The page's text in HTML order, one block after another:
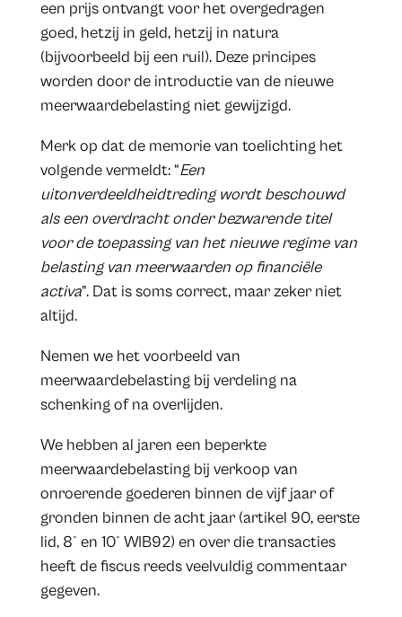
een prijs ontvangt voor het overgedragen
goed, hetzij in geld, hetzij in natura
(bijvoorbeeld bij een ruil). Deze principes
worden door de introductie van de nieuwe
meerwaardebelasting niet gewijzigd.
Merk op dat de memorie van toelichting het
volgende vermeldt: “Een
uitonverdeeldheidtreding wordt beschouwd
als een overdracht onder bezwarende titel
voor de toepassing van het nieuwe regime van
belasting van meerwaarden op financiële
activa”. Dat is soms correct, maar zeker niet
altijd.
Nemen we het voorbeeld van
meerwaardebelasting bij verdeling na
schenking of na overlijden.
We hebben al jaren een beperkte
meerwaardebelasting bij verkoop van
onroerende goederen binnen de vijf jaar of
gronden binnen de acht jaar (artikel 90, eerste
lid, 8° en 10° WIB92) en over die transacties
heeft de fiscus reeds veelvuldig commentaar
gegeven.